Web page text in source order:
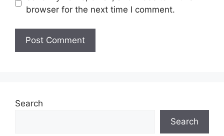
browser for the next time I comment.
Search
Search